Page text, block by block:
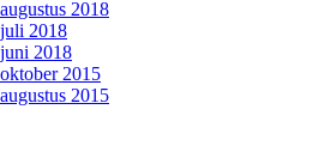
augustus 2018
juli 2018
juni 2018
oktober 2015
augustus 2015